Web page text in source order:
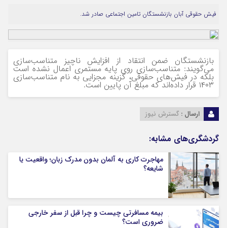
فیش حقوقی آبان بازنشستگان تامین اجتماعی صادر شد.
بازنشستگان ضمن انتقاد از افزایش ناچیز متناسب‌سازی
می‌گویند: متناسب‌سازی روی پایه مستمری اعمال نشده است
بلکه در فیش‌های حقوقی، گزینه مجزایی به نام متناسب‌سازی
۱۴۰۳ قرار داده‌اند که مبلغ آن پایین است.
ارسال : گسترش نیوز
گردشگری‌های مشابه:
مهاجرت کاری به آلمان بدون مدرک زبان؛ واقعیت یا
شایعه؟
بیمه مسافرتی چیست و چرا قبل از سفر خارجی
ضروری است؟